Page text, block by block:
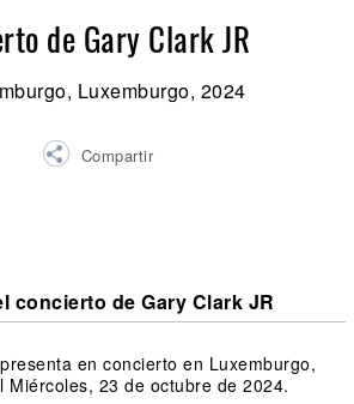
de Gary Clark JR
Luxemburgo, 2024
Compartir
concierto de Gary Clark JR
en concierto en Luxemburgo,
Miércoles, 23 de octubre de 2024.